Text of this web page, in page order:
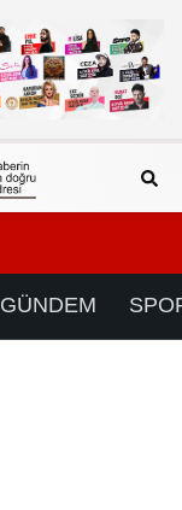
GÜNDEM